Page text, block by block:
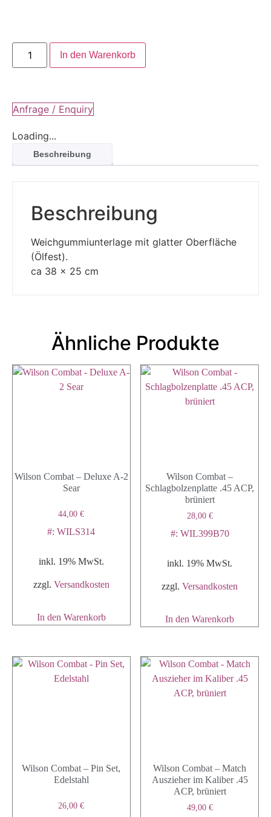
In den Warenkorb
Anfrage / Enquiry
Loading...
Beschreibung
Beschreibung
Weichgummiunterlage mit glatter Oberfläche
(Ölfest).
ca 38 x 25 cm
Ähnliche Produkte
Wilson Combat – Deluxe A-2
Sear
44,00€
#: WILS314
inkl. 19% MwSt.
zzgl. Versandkosten
In den Warenkorb
Wilson Combat –
Schlagbolzenplatte .45 ACP,
brüniert
28,00 €
#: WIL399B70
inkl. 19% MwSt.
zzgl.Versandkosten
In den Warenkorb
Wilson Combat – Pin Set,
Edelstahl
26,00€
Wilson Combat – Match
Auszieher im Kaliber .45
ACP, brüniert
49,00 €